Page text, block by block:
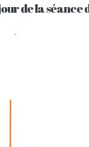
de la séance